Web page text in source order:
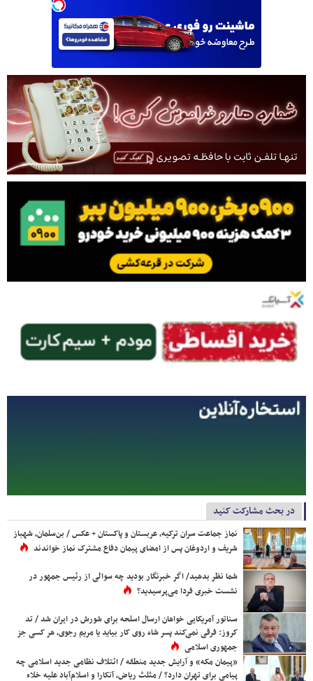
در بحث مشارکت کنید
نماز جماعت سران ترکیه، عربستان و پاکستان + عکس / بن‌سلمان، شهباز
شریف و اردوغان پس از امضای پیمان دفاع مشترک نماز خواندند
شما نظر بدهید/ اگر خبرنگار بودید چه سوالی از رئیس جمهور در
نشست خبری فردا می‌پرسیدید؟
سناتور آمریکایی خواهان ارسال اسلحه برای شورش در ایران شد / تد
کروز: فرقی نمی‌کند پسر شاه روی کار بیاید یا مریم رجوی، هر کسی جز
جمهوری اسلامی
«پیمان مکه» و آرایش جدید منطقه / ائتلاف نظامی جدید اسلامی چه
پیامی برای تهران دارد؟ / مثلث ریاض، آنکارا و اسلام‌آباد علیه خلاء